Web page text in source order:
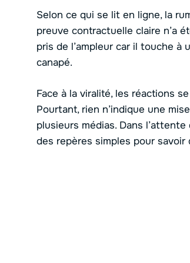
Selon ce qui se lit en ligne, la
preuve contractuelle claire n’a
pris de l’ampleur car il touche à
canapé.
Face à la viralité, les réactions
Pourtant, rien n’indique une
plusieurs médias. Dans
des repères simples pour savoir